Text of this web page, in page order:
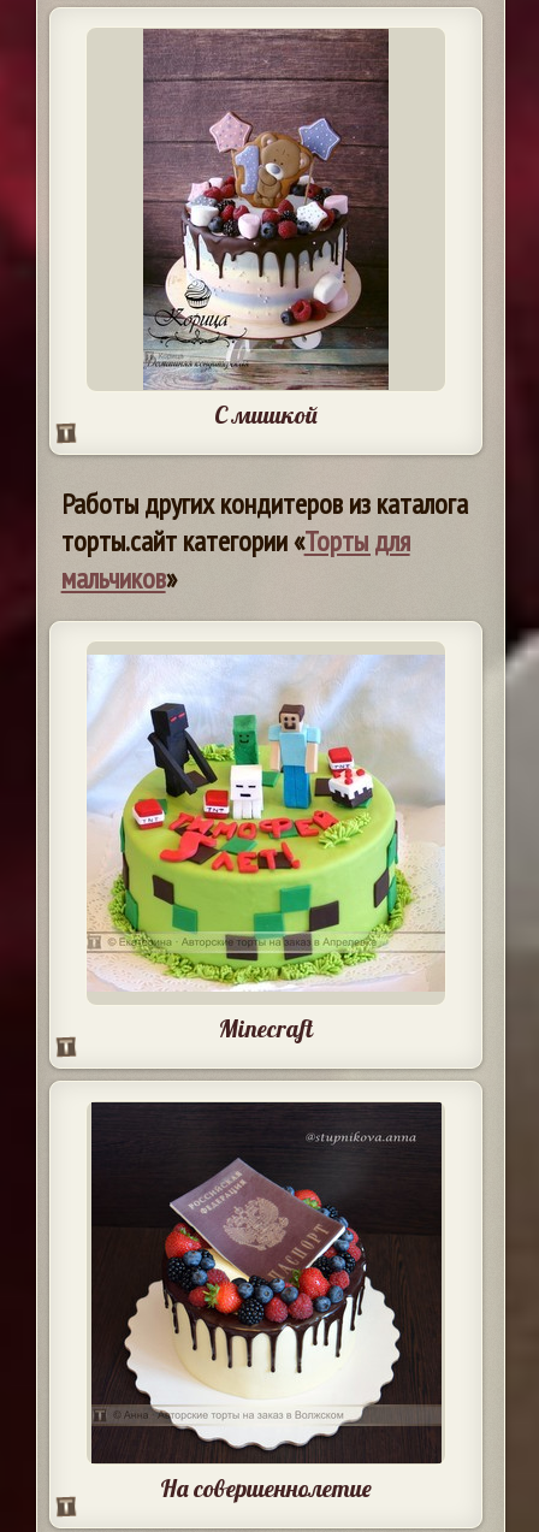
С мишкой
Работы других кондитеров из каталога
торты.сайт категории «Торты для
мальчиков»
Minecraft
На совершеннолетие